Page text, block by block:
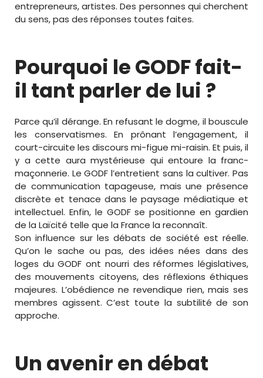
entrepreneurs, artistes. Des personnes qui cherchent
du sens, pas des réponses toutes faites.
Pourquoi le GODF fait-
il tant parler de lui ?
Parce qu’il dérange. En refusant le dogme, il bouscule
les conservatismes. En prônant l’engagement, il
court-circuite les discours mi-figue mi-raisin. Et puis, il
y a cette aura mystérieuse qui entoure la franc-
maçonnerie. Le GODF l’entretient sans la cultiver. Pas
de communication tapageuse, mais une présence
discrète et tenace dans le paysage médiatique et
intellectuel. Enfin, le GODF se positionne en gardien
de la Laïcité telle que la France la reconnaît.
Son influence sur les débats de société est réelle.
Qu’on le sache ou pas, des idées nées dans des
loges du GODF ont nourri des réformes législatives,
des mouvements citoyens, des réflexions éthiques
majeures. L’obédience ne revendique rien, mais ses
membres agissent. C’est toute la subtilité de son
approche.
Un avenir en débat